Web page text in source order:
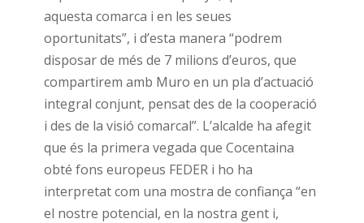
aquesta comarca i en les seues
oportunitats”, i d’esta manera “podrem
disposar de més de 7 milions d’euros, que
compartirem amb Muro en un pla d’actuació
integral conjunt, pensat des de la cooperació
i des de la visió comarcal”. L’alcalde ha afegit
que és la primera vegada que Cocentaina
obté fons europeus FEDER i ho ha
interpretat com una mostra de confiança “en
el nostre potencial, en la nostra gent i,